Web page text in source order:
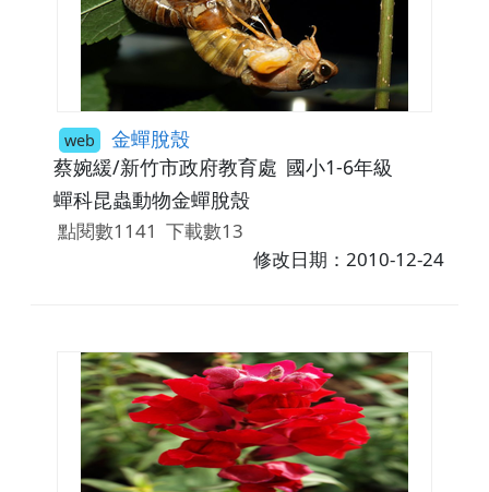
web 金蟬脫殼
蔡婉緩/新竹市政府教育處 國小1-6年級
蟬科昆蟲動物金蟬脫殼
點閱數1141 下載數13
修改日期：2010-12-24